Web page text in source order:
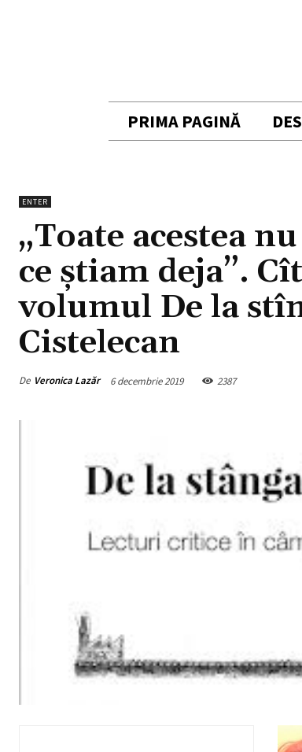
PRIMA PAGINĂ
ENTER
„Toate acestea
ce știam deja”.
volumul De la
Cistelecan
De Veronica Lazăr 6 decembrie 2019 2387